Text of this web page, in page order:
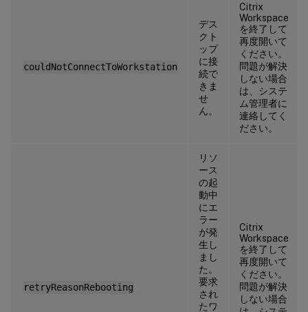
couldNotConnectToWorkstation
デス
クト
ップ
に接
続で
きま
せ
ん。
Citrix
Workspace
を終了して
再度開いて
ください。
問題が解決
しない場合
は、システ
ム管理者に
連絡してく
ださい。
retryReasonRebooting
リソ
ース
の起
動中
にエ
ラー
が発
生し
まし
た。
要求
され
たワ
Citrix
Workspace
を終了して
再度開いて
ください。
問題が解決
しない場合